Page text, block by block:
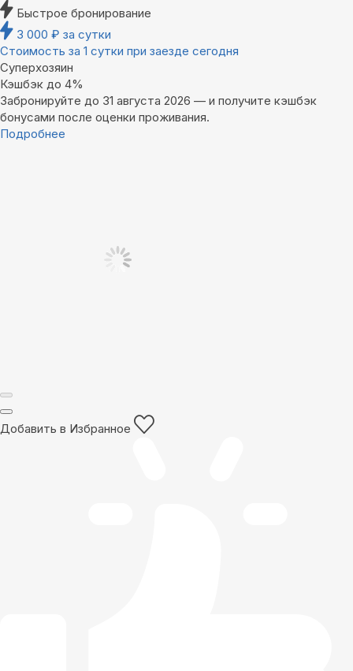
Быстрое бронирование
3 000 ₽ за сутки
Стоимость за 1 сутки при заезде сегодня
Суперхозяин
Кэшбэк до 4%
Забронируйте до 31 августа 2026 — и получите кэшбэк
бонусами после оценки проживания.
Подробнее
Добавить в Избранное